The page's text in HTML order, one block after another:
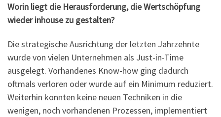
Worin liegt die Herausforderung, die Wertschöpfung
wieder inhouse zu gestalten?
Die strategische Ausrichtung der letzten Jahrzehnte
wurde von vielen Unternehmen als Just-in-Time
ausgelegt. Vorhandenes Know-how ging dadurch
oftmals verloren oder wurde auf ein Minimum reduziert.
Weiterhin konnten keine neuen Techniken in die
wenigen, noch vorhandenen Prozessen, implementiert